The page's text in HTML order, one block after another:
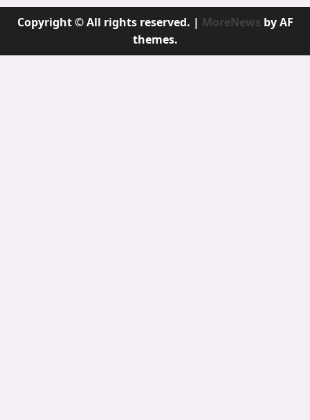
Copyright © All rights reserved. | MoreNews by AF
themes.